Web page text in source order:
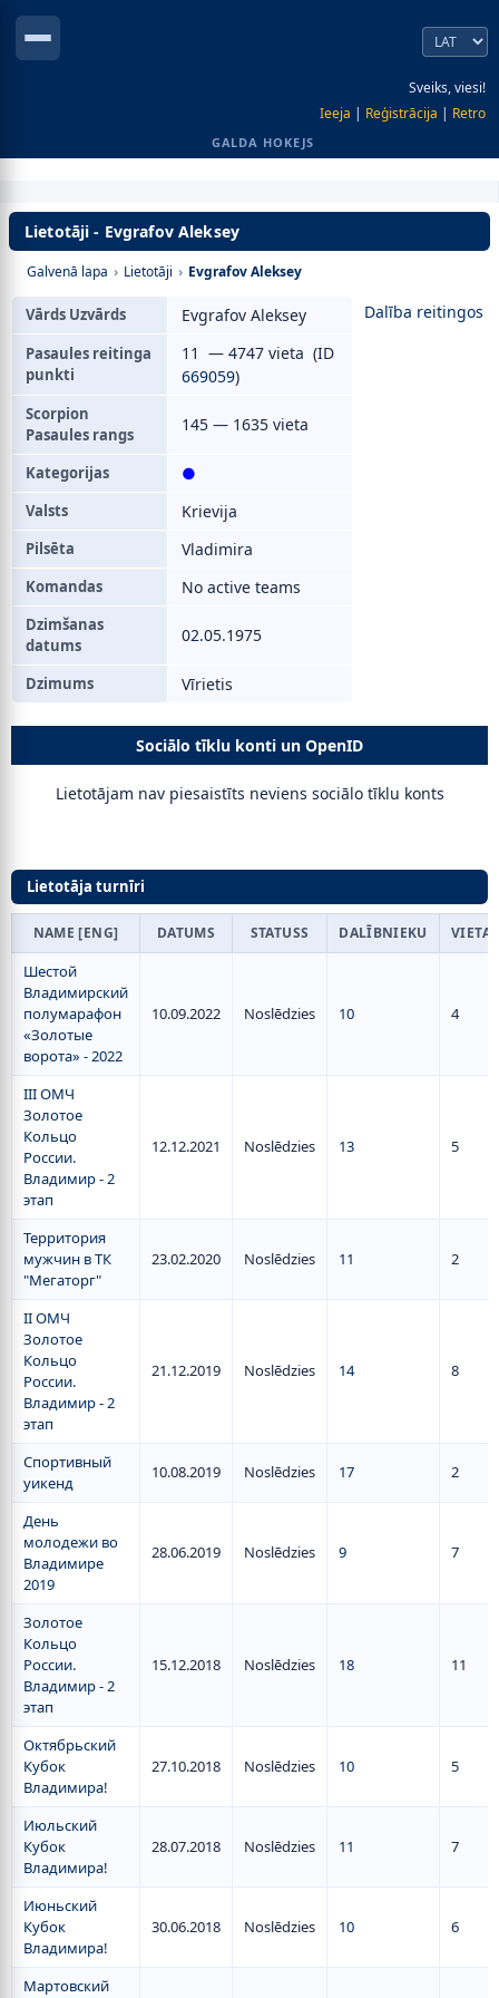
Sveiks, viesi!
Ieeja | Reģistrācija | Retro
GALDA HOKEJS
Lietotāji - Evgrafov Aleksey
Galvenā lapa › Lietotāji › Evgrafov Aleksey
Dalība reitingos
Vārds Uzvārds Evgrafov Aleksey
Pasaules reitinga
punkti
11 — 4747 vieta (ID
669059)
Scorpion
Pasaules rangs
145 — 1635 vieta
Kategorijas ●
Valsts Krievija
Pilsēta Vladimira
Komandas No active teams
Dzimšanas
datums
02.05.1975
Dzimums Vīrietis
Sociālo tīklu konti un OpenID
Lietotājam nav piesaistīts neviens sociālo tīklu konts
Lietotāja turnīri
NAME [ENG] DATUMS STATUSS DALĪBNIEKU VIETA
Шестой
Владимирский
полумарафон
«Золотые
ворота» - 2022
10.09.2022 Noslēdzies 10 4
III ОМЧ
Золотое
Кольцо
России.
Владимир - 2
этап
12.12.2021 Noslēdzies 13 5
Территория
мужчин в ТК
"Мегаторг"
23.02.2020 Noslēdzies 11 2
II ОМЧ
Золотое
Кольцо
России.
Владимир - 2
этап
21.12.2019 Noslēdzies 14 8
Спортивный
уикенд
10.08.2019 Noslēdzies 17 2
День
молодежи во
Владимире
2019
28.06.2019 Noslēdzies 9 7
Золотое
Кольцо
России.
Владимир - 2
этап
15.12.2018 Noslēdzies 18 11
Октябрьский
Кубок
Владимира!
27.10.2018 Noslēdzies 10 5
Июльский
Кубок
Владимира!
28.07.2018 Noslēdzies 11 7
Июньский
Кубок
Владимира!
30.06.2018 Noslēdzies 10 6
Мартовский